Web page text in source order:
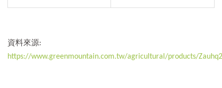
資料來源:
https://www.greenmountain.com.tw/agricultural/products/